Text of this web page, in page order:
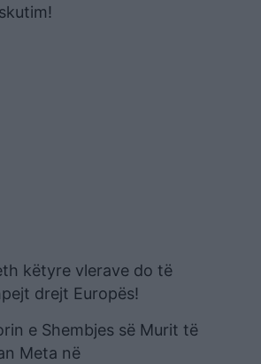
këtyre vlerave do të
drejt Europës!
e Shembjes së Murit të
Meta në